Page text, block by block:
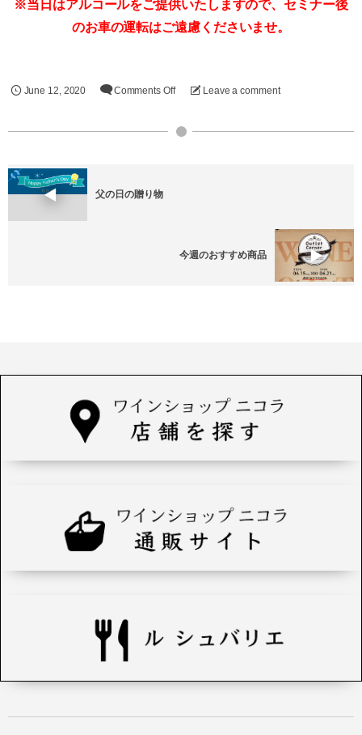
※当日はアルコールをご提供いたしますので、セミナー後
のお車の運転はご遠慮くださいませ。
June 12 2020 Comments Off Leave a comment
父の日の贈り物
今週のおすすめ商品